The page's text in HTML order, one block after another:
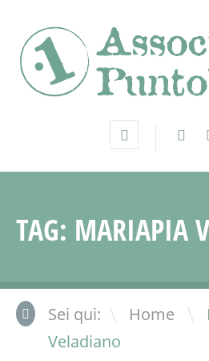
TAG: MARIAPIA
Sei qui: Home \
Veladiano